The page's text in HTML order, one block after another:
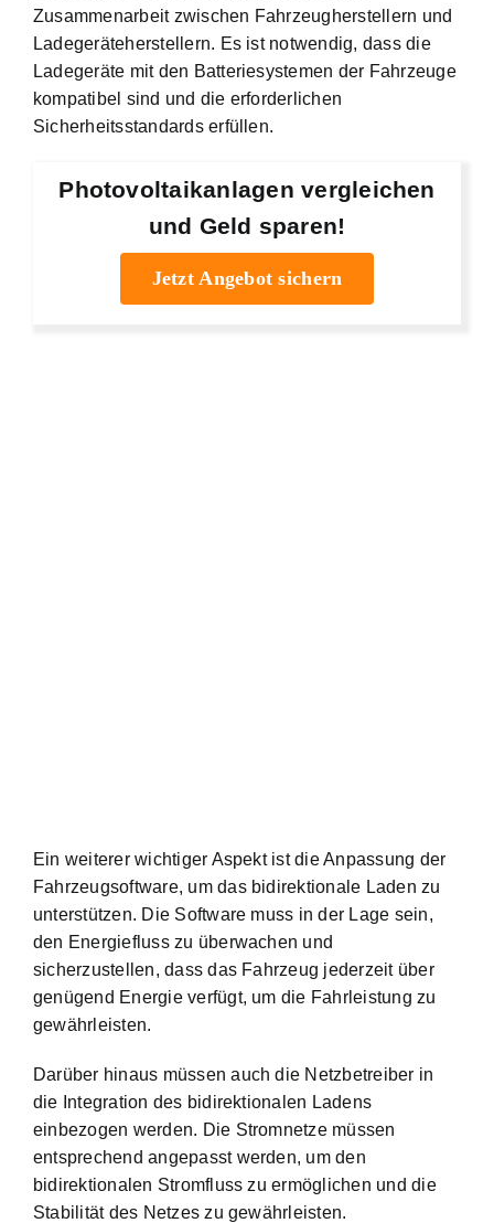
Zusammenarbeit zwischen Fahrzeugherstellern und
Ladegeräteherstellern. Es ist notwendig, dass die
Ladegeräte mit den Batteriesystemen der Fahrzeuge
kompatibel sind und die erforderlichen
Sicherheitsstandards erfüllen.
Photovoltaikanlagen vergleichen
und Geld sparen!
Jetzt Angebot sichern
Ein weiterer wichtiger Aspekt ist die Anpassung der
Fahrzeugsoftware, um das bidirektionale Laden zu
unterstützen. Die Software muss in der Lage sein,
den Energiefluss zu überwachen und
sicherzustellen, dass das Fahrzeug jederzeit über
genügend Energie verfügt, um die Fahrleistung zu
gewährleisten.
Darüber hinaus müssen auch die Netzbetreiber in
die Integration des bidirektionalen Ladens
einbezogen werden. Die Stromnetze müssen
entsprechend angepasst werden, um den
bidirektionalen Stromfluss zu ermöglichen und die
Stabilität des Netzes zu gewährleisten.